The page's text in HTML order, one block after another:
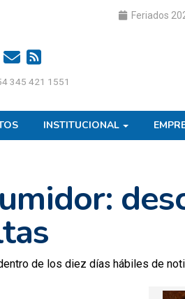
Feriados
345 421 1551
INSTITUCIONAL
de los diez días hábiles de